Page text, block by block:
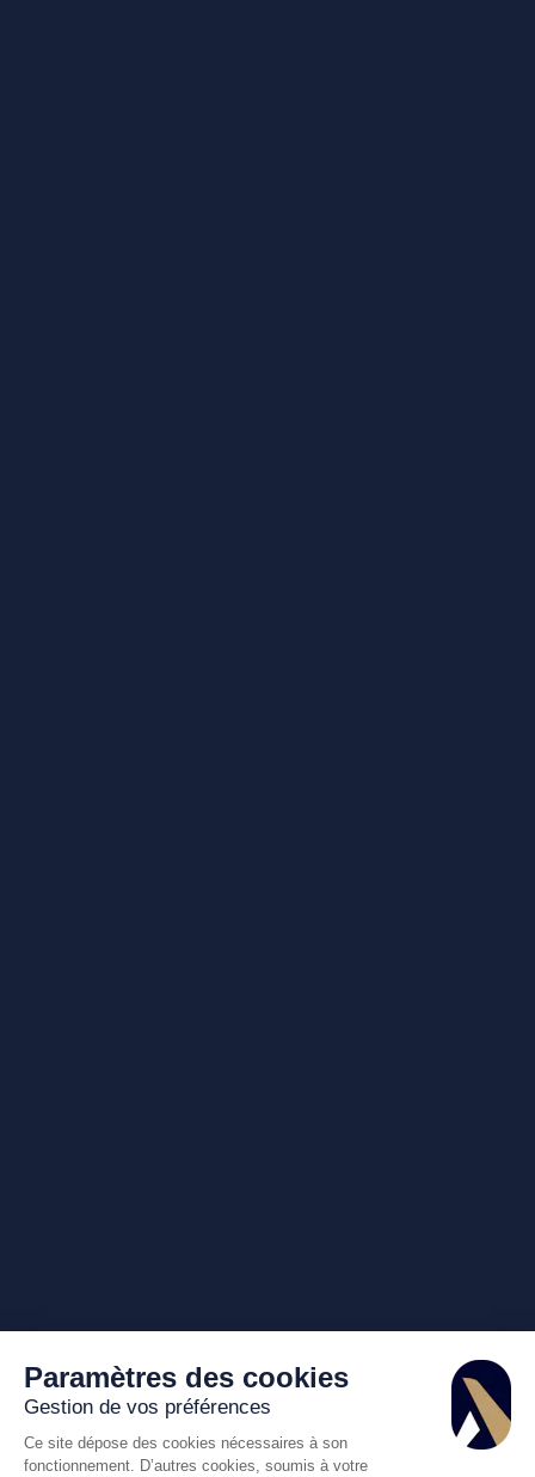
Paramètres des cookies
Gestion de vos préférences
Ce site dépose des cookies nécessaires à son
fonctionnement. D’autres cookies, soumis à votre